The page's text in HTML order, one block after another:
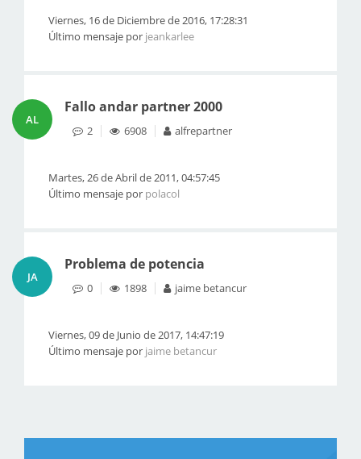
Viernes, 16 de Diciembre de 2016, 17:28:31
Último mensaje por jeankarlee
AL
Fallo andar partner 2000
2 6908 alfrepartner
Martes, 26 de Abril de 2011, 04:57:45
Último mensaje por polacol
JA
Problema de potencia
0 1898 jaime betancur
Viernes, 09 de Junio de 2017, 14:47:19
Último mensaje por jaime betancur